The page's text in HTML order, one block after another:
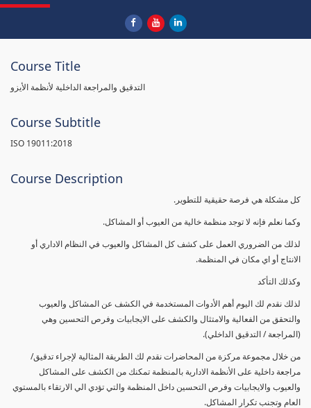
Course Title
التدقيق والمراجعة الداخلية لأنظمة الأيزو
Course Subtitle
ISO 19011:2018
Course Description
كل مشكلة هي فرصة حقيقية للتطوير.
وكما نعلم فإنه لا توجد منظمة خالية من العيوب أو المشاكل.
لذلك من الضروري العمل على كشف كل المشاكل والعيوب في النظام الاداري أو
الانتاج أو اي مكان في المنظمة.
وكذلك التأكد
لذلك نقدم لك اليوم أهم الأدوات المستخدمة في الكشف عن المشاكل والعيوب
والتحقق من الفعالية والامتثال والكشف على الايجابيات وفرص التحسين وهي
(المراجعة / التدقيق الداخلي).
من خلال مجموعة مركزة من المحاضرات نقدم لك الطريقة المثالية لإجراء تدقيق/
مراجعة داخلية على الأنظمة الادارية بالمنظمة تمكنك من الكشف على المشاكل
والعيوب والايجابيات وفرص التحسين داخل المنظمة والتي تؤدي الي الارتقاء بالمستوي
العام وتجنب تكرار المشاكل.